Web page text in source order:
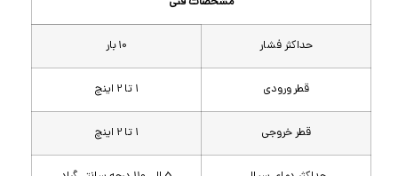
حداکثر فشار
قطر ورودی
قطر خروجی